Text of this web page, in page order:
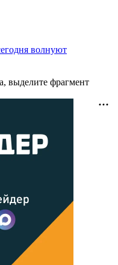
волнуют
выделите фрагмент